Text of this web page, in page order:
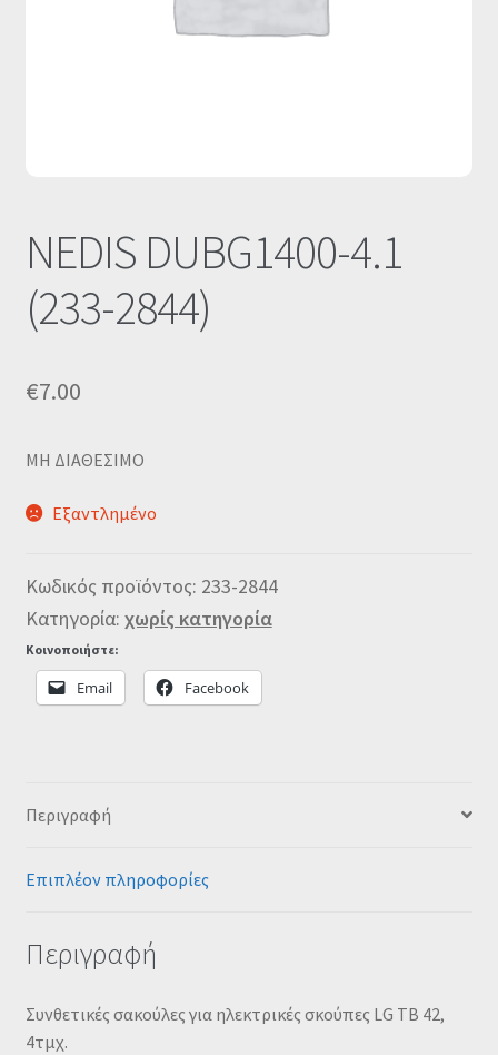
NEDIS DUBG1400-4.1
(233-2844)
€7.00
MΗ ΔΙΑΘΕΣΙΜΟ
Εξαντλημένο
Κωδικός προϊόντος: 233-2844
Κατηγορία: χωρίς κατηγορία
Κοινοποιήστε:
Email Facebook
Περιγραφή
Επιπλέον πληροφορίες
Περιγραφή
Συνθετικές σακούλες για ηλεκτρικές σκούπες LG TB 42,
4τμχ.